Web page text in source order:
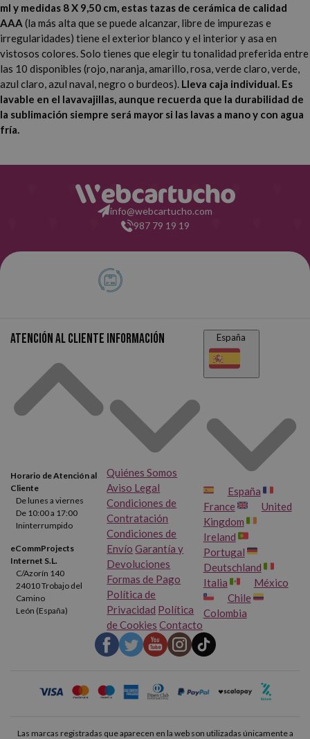
ml y medidas 8 X 9,50 cm, estas tazas de cerámica de calidad
AAA (la más alta que se puede alcanzar, libre de impurezas e
irregularidades) tiene el exterior blanco y el interior y asa en
vistosos colores. Solo tienes que elegir tu tonalidad preferida entre
las 10 disponibles (rojo, naranja, amarillo, rosa, verde claro, verde,
azul claro, azul naval, negro o burdeos). Lleva caja individual. Es
lavable en el lavavajillas, aunque recuerda que la durabilidad de
la sublimación siempre será mayor si las lavas a mano y con agua
fría.
info@webcartucho.com
987 79 19 19
Atención al cliente
Horario de Atención al
Cliente
De lunes a viernes
De 10:00 a 17:00
Ininterrumpido
eCommProjects
Internet S.L.
C/Azorín 140
24010 Trobajo del
Camino
León (España)
Información
Quiénes Somos
Aviso Legal
Condiciones de
Contratación
Condiciones de
Envío Garantía y
Devoluciones
Formas de Pago
Política de
Privacidad Política
de Cookies Contacto
España
España
France
United
Kingdom
Ireland
Portugal
Deutschland
Italia
México
Chile
Colombia
Las marcas registradas que aparecen en la web son utilizadas únicamente a